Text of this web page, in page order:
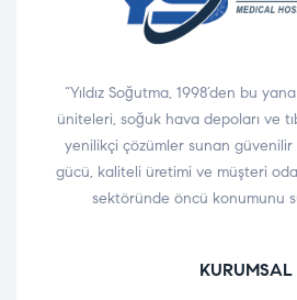
“Yıldız Soğutma, 1998’den bu
üniteleri, soğuk hava depoları ve
yenilikçi çözümler sunan güvenilir
gücü, kaliteli üretimi ve müşteri
sektöründe öncü konumunu
KURUMSAL